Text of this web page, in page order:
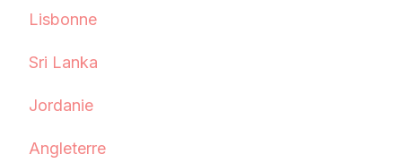
Lisbonne
Sri Lanka
Jordanie
Angleterre